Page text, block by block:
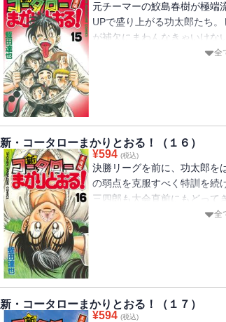
元チーマーの鮫島春樹が極端
UPで盛り上がる功太郎たち
が補欠にまわんなきゃいけ
全
新・コータローまかりとおる！（１６）
¥594 (税込)
決勝リーグを前に、功太郎を
の弱点を克服すべく特訓を
三四郎も大会直前にもどっ
はできたのか!? 極端流ウォ全
新・コータローまかりとおる！（１７）
¥594 (税込)